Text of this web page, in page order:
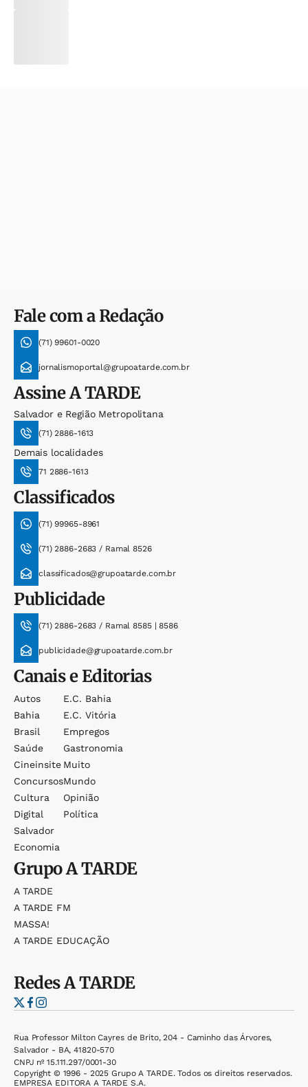
Fale com a Redação
(71) 99601-0020
jornalismoportal@grupoatarde.com.br
AssineA TARDE
Salvador e Região Metropolitana
(71) 2886-1613
Demais localidades
71 2886-1613
Classificados
(71) 99965-8961
(71) 2886-2683 / Ramal 8526
classificados@grupoatarde.com.br
Publicidade
(71) 2886-2683 / Ramal 8585 | 8586
publicidade@grupoatarde.com.br
Canais e Editorias
Autos
Bahia
Brasil
Saúde
Cineinsite
Concursos
Cultura
Digital
Salvador
Economia
E.c. Bahia
E.c. Vitória
Empregos
Gastronomia
Muito
Mundo
Opinião
Política
GrupoA TARDE
A TARDE
A TARDE FM
MASSA!
A TARDE EDUCAÇÃO
RedesA TARDE
Rua Professor Milton Cayres de Brito, 204 - Caminho das Árvores,
Salvador - BA, 41820-570
CNPJ nº 15.111.297/0001-30
Copyright © 1996 - 2025 Grupo A TARDE. Todos os direitos reservados.
EMPRESA EDITORA A TARDE S.A.